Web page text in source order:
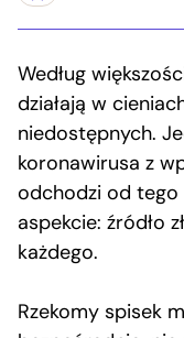
Według
działają w
niedostępnych.
koronawirusa z
odchodzi od
aspekcie: źródło
każdego.
Rzekomy spisek